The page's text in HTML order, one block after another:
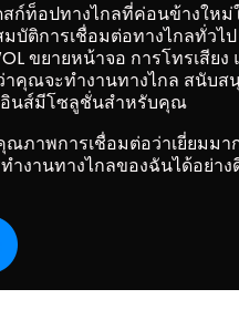
สก์ท็อปทางไกลที่ค่อนข้างให
ติการเชื่อมต่อทางไกลทั่ว
ขยายหน้าจอ การโทรเสีย
คุณจะทำงานทางไกล สนับส
อินส์มีโซลูชั่นสำหรับคุณ
ณภาพการเชื่อมต่อว่าเยี่ยมม
ำงานทางไกลของฉันได้อย่า